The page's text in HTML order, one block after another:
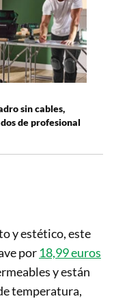
sin cables,
de profesional
y estético, este
por 18,99 euros
y están
temperatura,